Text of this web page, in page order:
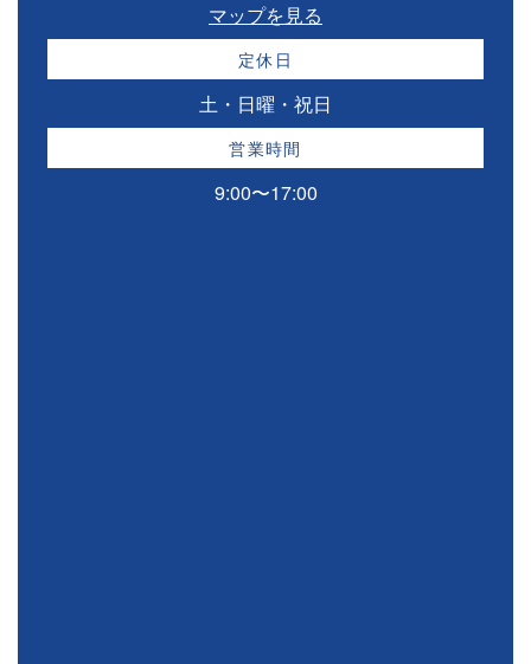
マップを見る
定休日
土・日曜・祝日
営業時間
9:00〜17:00